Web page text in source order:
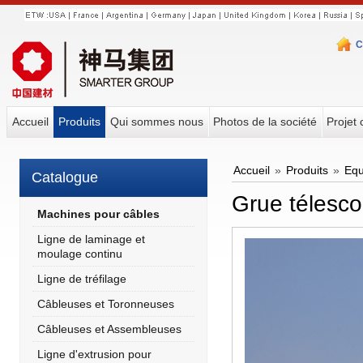
Accueil Produits Qui sommes nous Photos de la société Projet
Catalogue
Machines pour câbles
Ligne de laminage et
moulage continu
Ligne de tréfilage
Câbleuses et Toronneuses
Câbleuses et Assembleuses
Ligne d'extrusion pour
Accueil » Produits »
Grue